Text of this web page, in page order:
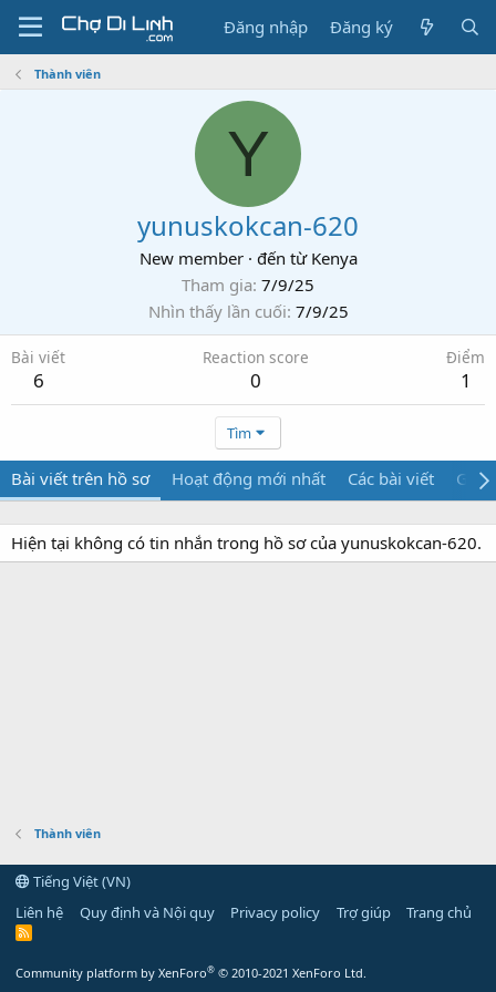
Đăng nhập Đăng ký
Thành viên
Y
yunuskokcan-620
New member · đến từ Kenya
Tham gia 7/9/25
Nhìn thấy lần cuối 7/9/25
Bài viết
6
Reaction score
0
Điểm
1
Tìm
Bài viết trên hồ sơ Hoạt động mới nhất Các bài viết Giới
Hiện tại không có tin nhắn trong hồ sơ của yunuskokcan-620.
Thành viên
Tiếng Việt (VN)
Liên hệ
Quy định và Nội quy Privacy policy Trợ giúp Trang chủ
R
Community platform by XenForo® © 2010-2021 XenForo Ltd.